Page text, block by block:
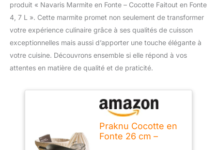
produit « Navaris Marmite en Fonte – Cocotte Faitout en Fonte
4, 7 L ». Cette marmite promet non seulement de transformer
votre expérience culinaire grâce à ses qualités de cuisson
exceptionnelles mais aussi d’apporter une touche élégante à
votre cuisine. Découvrons ensemble si elle répond à vos
attentes en matière de qualité et de praticité.
Praknu Cocotte en
Fonte 26 cm –